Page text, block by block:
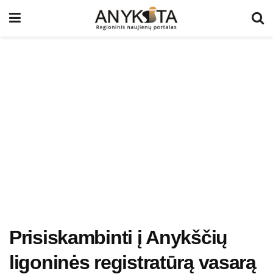
Prisiskambinti į Anykščių
ligoninės registratūrą vasarą